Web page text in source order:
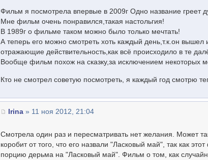
Фильм я посмотрела впервые в 2009г Одно название греет
Мне фильм очень понравился,такая настольгия!
В 1989г о фильме таком можно было только мечтать!
А теперь его можно смотреть хоть каждый день,т.к.он
отражающие действительность,как всё происходило в те
Вообще фильм похож на сказку,за исключением некоторых
Кто не смотрел советую посмотреть, я каждый год смотрю
Irina » 11 ноя 2012, 21:04
Смотрела один раз и пересматривать нет желания. Может
коробит от того, что его назвали "Ласковый май", так как
порцию дерьма на "Ласковый май". Фильм о том, как